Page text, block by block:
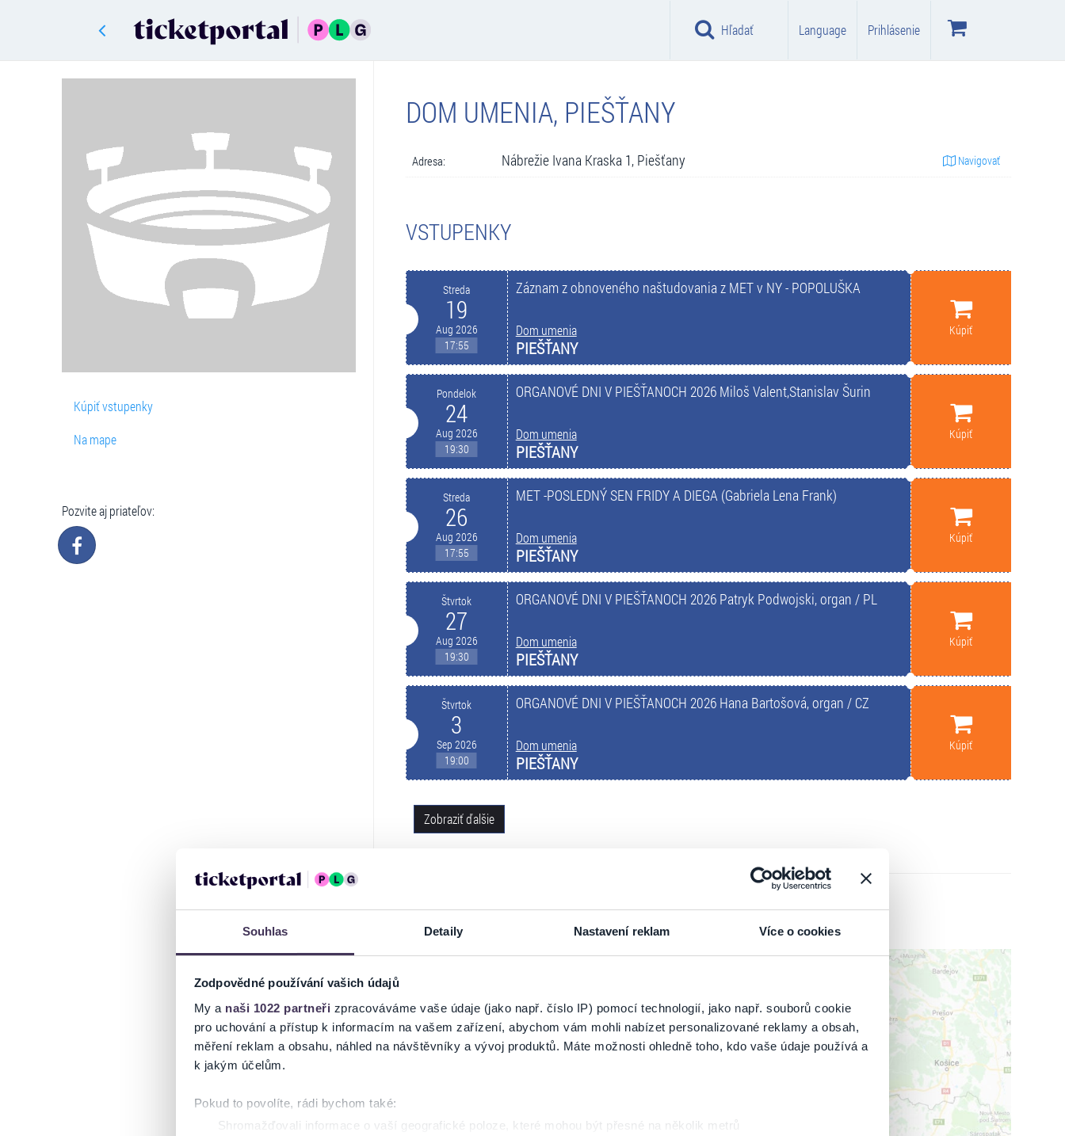
Souhlas Detaily Nastavení reklam Více o cookies
Zodpovědné používání vašich údajů
My a naši 1022 partneři zpracováváme vaše údaje (jako např. číslo IP) pomocí technologií, jako např. souborů cookie
pro uchování a přístup k informacím na vašem zařízení, abychom vám mohli nabízet personalizované reklamy a obsah,
měření reklam a obsahu, náhled na návštěvníky a vývoj produktů. Máte možnosti ohledně toho, kdo vaše údaje používá a
k jakým účelům.
Pokud to povolíte, rádi bychom také:
Shromažďovali informace o vaší geografické poloze, které mohou být přesné na několik metrů
Hľadať Language Prihlásenie
Kúpiť vstupenky
Na mape
Pozvite aj priateľov:
DOM UMENIA, PIEŠŤANY
Adresa: Nábrežie Ivana Kraska 1, Piešťany Navigovať
VSTUPENKY
Streda
19
Aug 2026
17:55
Záznam z obnoveného naštudovania z MET v NY - POPOLUŠKA
Dom umenia
PIEŠŤANY
Kúpiť
Pondelok
24
Aug 2026
19:30
ORGANOVÉ DNI V PIEŠŤANOCH 2026 Miloš Valent,Stanislav Šurin
Dom umenia
PIEŠŤANY
Kúpiť
Streda
26
Aug 2026
17:55
MET -POSLEDNÝ SEN FRIDY A DIEGA (Gabriela Lena Frank)
Dom umenia
PIEŠŤANY
Kúpiť
Štvrtok
27
Aug 2026
19:30
ORGANOVÉ DNI V PIEŠŤANOCH 2026 Patryk Podwojski, organ / PL
Dom umenia
PIEŠŤANY
Kúpiť
Štvrtok
3
Sep 2026
19:00
ORGANOVÉ DNI V PIEŠŤANOCH 2026 Hana Bartošová, organ / CZ
Dom umenia
PIEŠŤANY
Kúpiť
Zobraziť ďalšie
NA MAPE